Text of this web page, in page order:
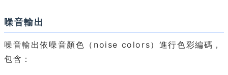
噪音輸出
噪音輸出依噪音顏色（noise colors）進行色彩編碼，
包含：